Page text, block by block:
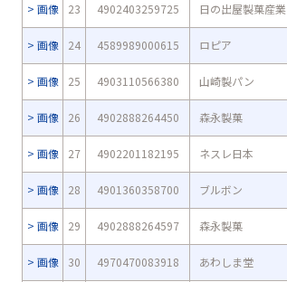
画像 23 4902403259725 日の出屋製菓産業
画像 24 4589989000615 ロピア
画像 25 4903110566380 山崎製パン
画像 26 4902888264450 森永製菓
画像 27 4902201182195 ネスレ日本
画像 28 4901360358700 ブルボン
画像 29 4902888264597 森永製菓
画像 30 4970470083918 あわしま堂